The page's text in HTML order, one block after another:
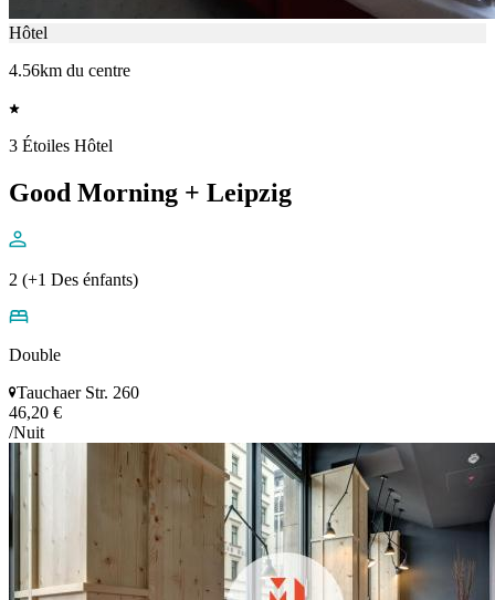
Hôtel
4.56km du centre
3 Étoiles Hôtel
Good Morning + Leipzig
2 (+1 Des énfants)
Double
Tauchaer Str. 260
46,20 €
/Nuit